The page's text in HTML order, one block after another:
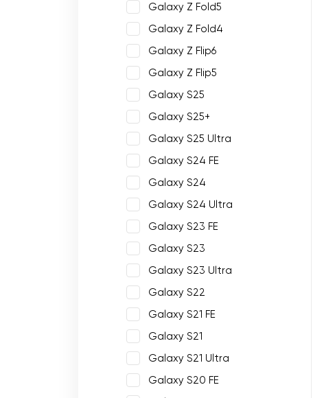
Galaxy Z Fold5
Galaxy Z Fold4
Galaxy Z Flip6
Galaxy Z Flip5
Galaxy S25
Galaxy S25+
Galaxy S25 Ultra
Galaxy S24 FE
Galaxy S24
Galaxy S24 Ultra
Galaxy S23 FE
Galaxy S23
Galaxy S23 Ultra
Galaxy S22
Galaxy S21 FE
Galaxy S21
Galaxy S21 Ultra
Galaxy S20 FE